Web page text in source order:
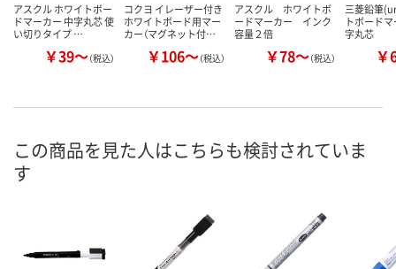
アスクル ホワイトボー
ドマーカー 中字丸芯 使
い切りタイプ …
￥39～（税込）
コクヨ イレーザー付き
ホワイトボード用マー
カー（マグネット付…
￥106～（税込）
アスクル ホワイトボ
ードマーカー インク
容量２倍
￥78～（税込）
三菱鉛筆
トボード
字丸芯
￥
この商品を見た人はこちらも検討されていま
す